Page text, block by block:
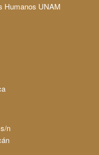
Humanos UNAM
n